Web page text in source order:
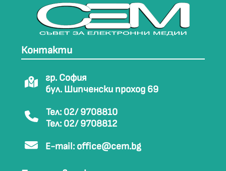
Контакти
гр. София
бул. Шипченски проход 69
Тел: 02/ 9708810
Тел: 02/ 9708812
E-mail: office@cem.bg